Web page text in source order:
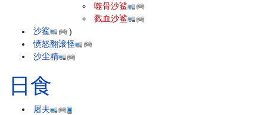
沙鲨
噬骨沙鲨
戮血沙鲨
)
愤怒翻滚怪
沙尘精
日食
屠夫